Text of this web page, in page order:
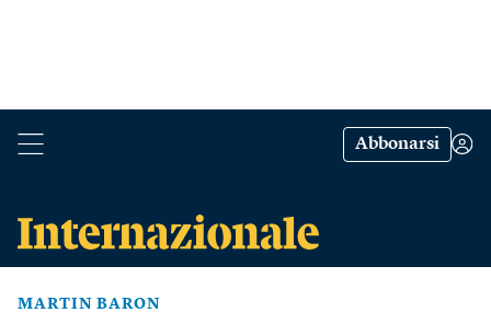
Abbonarsi
MARTIN BARON